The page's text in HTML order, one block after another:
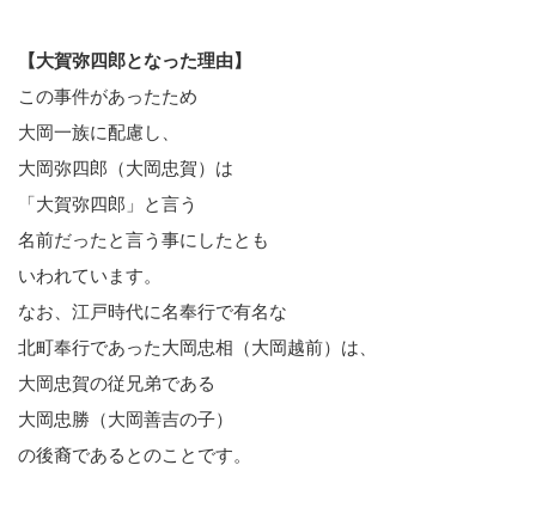
【大賀弥四郎となった理由】
この事件があったため
大岡一族に配慮し、
大岡弥四郎（大岡忠賀）は
「大賀弥四郎」と言う
名前だったと言う事にしたとも
いわれています。
なお、江戸時代に名奉行で有名な
北町奉行であった大岡忠相（大岡越前）は、
大岡忠賀の従兄弟である
大岡忠勝（大岡善吉の子）
の後裔であるとのことです。